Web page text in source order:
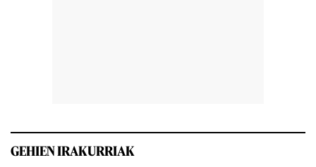
GEHIEN IRAKURRIAK